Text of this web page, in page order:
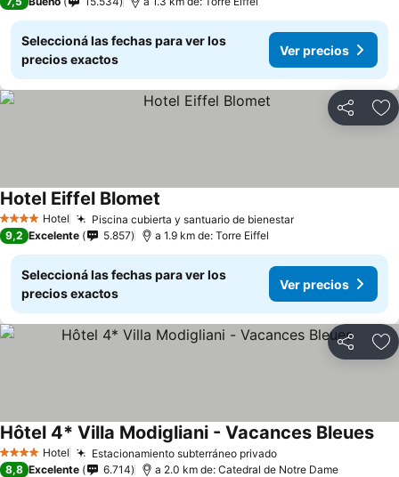
Seleccioná las fechas para ver los
precios exactos
Ver precios
Compartir
4 EstrellasHotel Piscina cubierta y santuario de bienestarVer precios
Hotel Eiffel Blomet
9,2 Excelente 5.857 a 1.9 km de: Torre Eiffel
Seleccioná las fechas para ver los
precios exactos
Ver precios
Compartir
4 EstrellasHotel Estacionamiento subterráneo privadoVer precios
Hôtel 4* Villa Modigliani - Vacances Bleues
8,8 Excelente 6.714 a 2.0 km de: Catedral de Notre Dame